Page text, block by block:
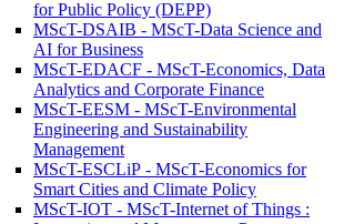
for Public Policy (DEPP)
MScT-DSAIB - MScT-Data Science and
AI for Business
MScT-EDACF - MScT-Economics, Data
Analytics and Corporate Finance
MScT-EESM - MScT-Environmental
Engineering and Sustainability
Management
MScT-ESCLiP - MScT-Economics for
Smart Cities and Climate Policy
MScT-IOT - MScT-Internet of Things :